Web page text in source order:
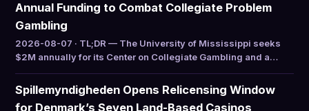
Annual Funding to Combat Collegiate Problem
Gambling
2026-08-07 · TL;DR — The University of Mississippi seeks
$2M annually for its Center on Collegiate Gambling and a…
Spillemyndigheden Opens Relicensing Window
for Denmark’s Seven Land-Based Casinos